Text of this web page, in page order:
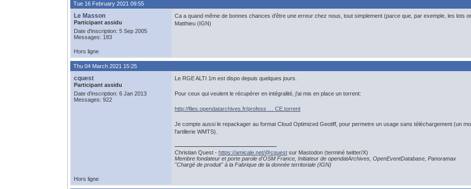
Tue 16 February 2021 09:55
Le Masson
Participant assidu
Date d'inscription: 5 Sep 2005
Messages: 183
Ca a quand même de bonnes chances d'être une erreur chez nous, tout simplement (parce que, par exemple, les lots
Matthieu (IGN)
Hors ligne
Thu 04 March 2021 15:25
cquest
Participant assidu
Date d'inscription: 6 Jan 2013
Messages: 922
Le RGE ALTI 1m est dispo depuis quelques jours.
Pour ceux qui veulent le récupérer en intégralité, j'ai mis en place un torrent:
http://files.opendatarchives.fr/profess … CE.torrent
Je compte aussi le repackager au format Cloud Optimized Geotiff, pour permetre un usage sans téléchargement (un
l'artillerie WMTS).
Christian Quest - https://amicale.net/@cquest sur Mastodon (terminé twitter/X)
Membre fondateur et porte parole d'OSM France, Initiateur de opendatArchives, OpenEventDatabase, Panoramax
"Chargé de produit" à la Fabrique de la donnée territoriale (IGN)
Hors ligne